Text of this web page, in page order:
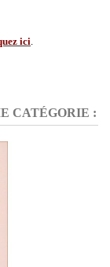
ici.
CATÉGORIE :